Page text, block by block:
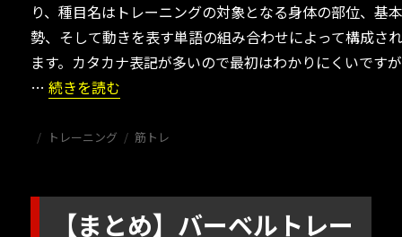
り、種目名はトレーニングの対象となる身体の部位、基
勢、そして動きを表す単語の組み合わせによって構成さ
ます。カタカナ表記が多いので最初はわかりにくいです
…“【まとめ】筋トレ・フリーウエイトトレーニング用
続きを読む
投 カ
リ
トレーニング
タ
筋トレ
【まとめ】バーベルトレー